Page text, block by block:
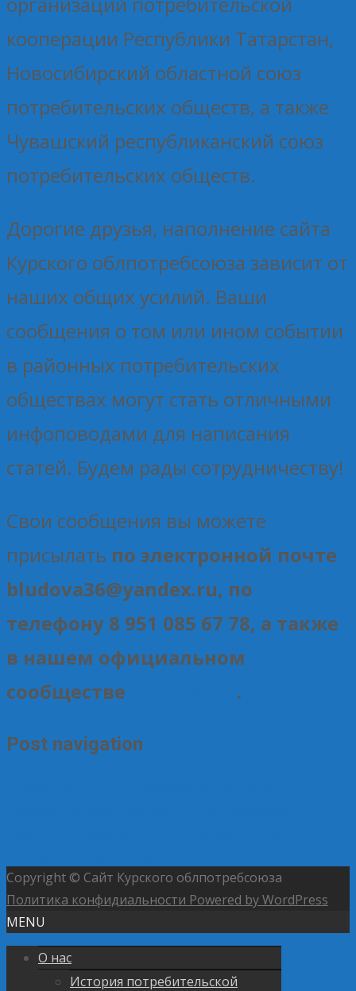
кооперации Республики Татарстан,
Новосибирский областной союз
потребительских обществ, а также
Чувашский республиканский союз
потребительских обществ.
Дорогие друзья, наполнение сайта
Курского облпотребсоюза зависит от
наших общих усилий. Ваши
сообщения о том или ином событии
в районных потребительских
обществах могут стать отличными
инфоповодами для написания
статей. Будем рады сотрудничеству!
Свои сообщения вы можете
присылать по электронной почте
bludova36@yandex.ru, по
телефону 8 951 085 67 78, а также
в нашем официальном
сообществе
.
Post navigation
Copyright © Сайт Курского облпотребсоюза
Политика конфидиальности Powered by WordPress
MENU
О нас
История потребительской